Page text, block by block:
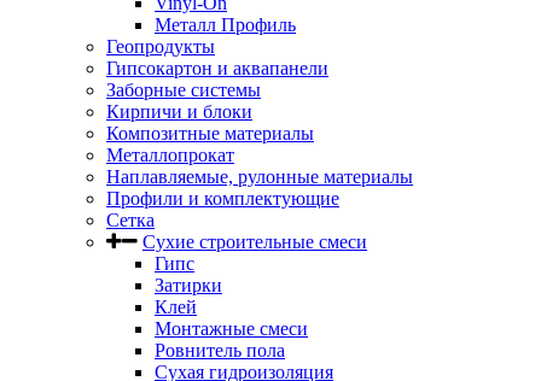
Металл Профиль
Геопродукты
Гипсокартон и аквапанели
Заборные системы
Кирпичи и блоки
Композитные материалы
Металлопрокат
Наплавляемые, рулонные материалы
Профили и комплектующие
Сетка
Сухие строительные смеси
Гипс
Затирки
Клей
Монтажные смеси
Ровнитель пола
Сухая гидроизоляция